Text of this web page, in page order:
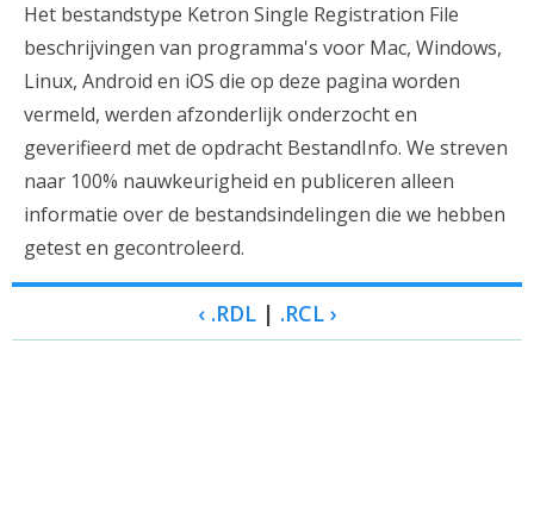
Het bestandstype Ketron Single Registration File
beschrijvingen van programma's voor Mac, Windows,
Linux, Android en iOS die op deze pagina worden
vermeld, werden afzonderlijk onderzocht en
geverifieerd met de opdracht BestandInfo. We streven
naar 100% nauwkeurigheid en publiceren alleen
informatie over de bestandsindelingen die we hebben
getest en gecontroleerd.
‹ .RDL| .RCL ›